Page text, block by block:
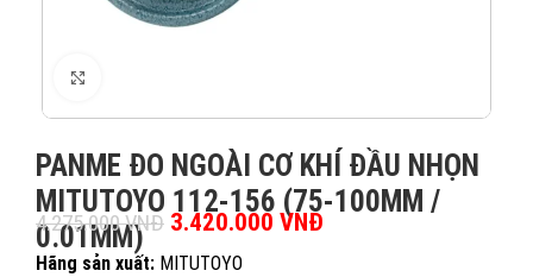
PANME ĐO NGOÀI CƠ KHÍ ĐẦU NHỌN
MITUTOYO 112-156 (75-100MM /
0.01MM)
4.275.000VNĐ Giá gốc là: 4.275.000 VNĐ.
3.420.000 VNĐ Giá hiện tại là:
Hãng sản xuất: MITUTOYO